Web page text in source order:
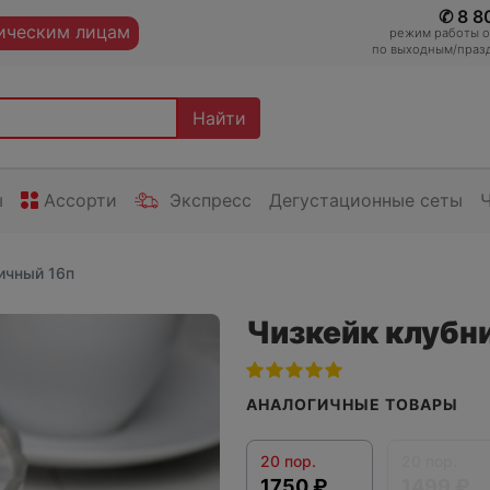
лицам
✆ 8
режим работы
по выходным/
Найти
Ассорти Экспресс Дегустационные сеты
16п
Чизкейк
АНАЛОГИЧНЫЕ ТОВАРЫ
20 пор.